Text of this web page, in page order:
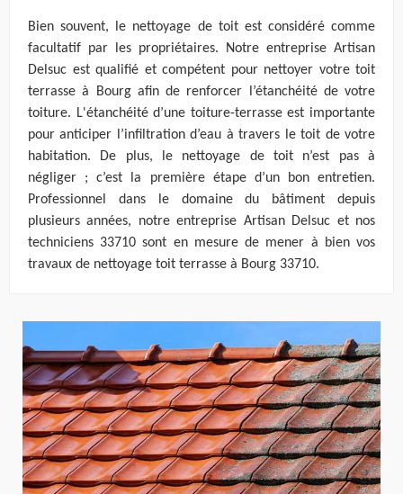
Bien souvent, le nettoyage de toit est considéré comme
facultatif par les propriétaires. Notre entreprise Artisan
Delsuc est qualifié et compétent pour nettoyer votre toit
terrasse à Bourg afin de renforcer l’étanchéité de votre
toiture. L'étanchéité d’une toiture-terrasse est importante
pour anticiper l’infiltration d’eau à travers le toit de votre
habitation. De plus, le nettoyage de toit n’est pas à
négliger ; c’est la première étape d’un bon entretien.
Professionnel dans le domaine du bâtiment depuis
plusieurs années, notre entreprise Artisan Delsuc et nos
techniciens 33710 sont en mesure de mener à bien vos
travaux de nettoyage toit terrasse à Bourg 33710.